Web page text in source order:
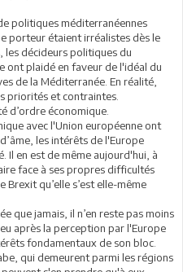
politiques méditerranéennes
porteur étaient irréalistes dès le
les décideurs politiques du
ont plaidé en faveur de l'idéal du
de la Méditerranée. En réalité,
priorités et contraintes.
d’ordre économique.
avec l'Union européenne ont
les intérêts de l'Europe
Il en est de même aujourd'hui, à
face à ses propres difficultés
Brexit qu’elle s’est elle-même
que jamais, il n’en reste pas moins
après la perception par l'Europe
fondamentaux de son bloc.
qui demeurent parmi les régions